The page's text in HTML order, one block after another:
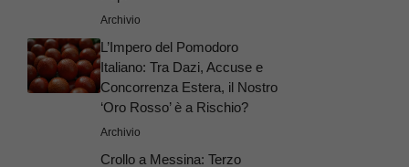
Archivio
L’Impero del Pomodoro
Italiano: Tra Dazi, Accuse e
Concorrenza Estera, il Nostro
‘Oro Rosso’ è a Rischio?
Archivio
Crollo a Messina: Terzo